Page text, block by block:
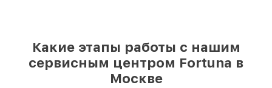
Какие этапы работы с нашим
сервисным центром Fortuna в
Москве